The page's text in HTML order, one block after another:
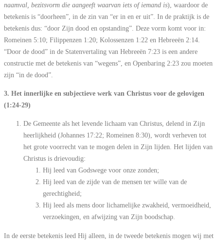
naamval, bezitsvorm die aangeeft waarvan iets of iemand is), waardoor de
betekenis is “doorheen”, in de zin van “er in en er uit”. In de praktijk is de
betekenis dus: “door Zijn dood en opstanding”. Deze vorm komt voor in:
Romeinen 5:10; Filippenzen 1:20; Kolossenzen 1:22 en Hebreeën 2:14.
“Door de dood” in de Statenvertaling van Hebreeën 7:23 is een andere
constructie met de betekenis van “wegens”, en Openbaring 2:23 zou moeten
zijn “in de dood”.
3. Het innerlijke en subjectieve werk van Christus voor de gelovigen
(1:24-29)
De Gemeente als het levende lichaam van Christus, delend in Zijn
heerlijkheid (Johannes 17:22; Romeinen 8:30), wordt verheven tot
het grote voorrecht van te mogen delen in Zijn lijden. Het lijden van
Christus is drievoudig:
Hij leed van Godswege voor onze zonden;
Hij leed van de zijde van de mensen ter wille van de
gerechtigheid;
Hij leed als mens door lichamelijke zwakheid, vermoeidheid,
verzoekingen, en afwijzing van Zijn boodschap.
In de eerste betekenis leed Hij alleen, in de tweede betekenis mogen wij met